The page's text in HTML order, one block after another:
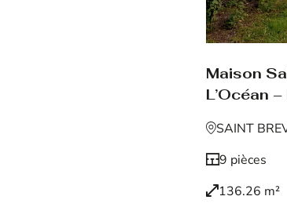
Maison
L’Océan
SAINT
9 pièces
136.26 m²